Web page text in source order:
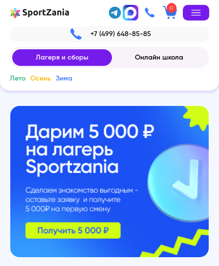
0
+7 (499) 648-85-85
Лагеря и сборы Онлайн школа
Лето Осень Зима